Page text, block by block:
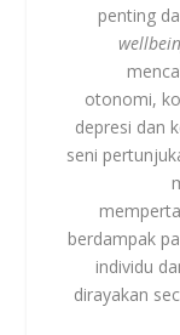
penting
otonomi,
depresi dan
seni
berdampak
individu
dirayakan